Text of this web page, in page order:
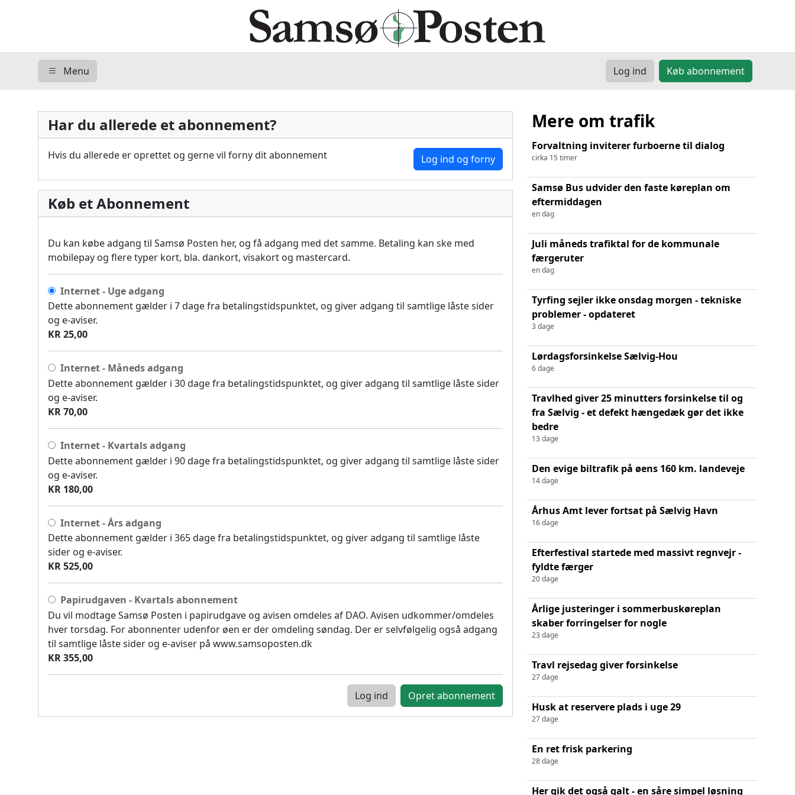
Menu Log ind Køb abonnement
Har du allerede et abonnement?
Hvis du allerede er oprettet og gerne vil forny dit abonnement Log ind og forny
Køb et Abonnement
Du kan købe adgang til Samsø Posten her, og få adgang med det samme. Betaling kan ske med
mobilepay og flere typer kort, bla. dankort, visakort og mastercard.
Internet - Uge adgang
Dette abonnement gælder i 7 dage fra betalingstidspunktet, og giver adgang til samtlige låste sider
og e-aviser.
KR 25,00
Internet - Måneds adgang
Dette abonnement gælder i 30 dage fra betalingstidspunktet, og giver adgang til samtlige låste sider
og e-aviser.
KR 70,00
Internet - Kvartals adgang
Dette abonnement gælder i 90 dage fra betalingstidspunktet, og giver adgang til samtlige låste sider
og e-aviser.
KR 180,00
Internet - Års adgang
Dette abonnement gælder i 365 dage fra betalingstidspunktet, og giver adgang til samtlige låste
sider og e-aviser.
KR 525,00
Papirudgaven - Kvartals abonnement
Du vil modtage Samsø Posten i papirudgave og avisen omdeles af DAO. Avisen udkommer/omdeles
hver torsdag. For abonnenter udenfor øen er der omdeling søndag. Der er selvfølgelig også adgang
til samtlige låste sider og e-aviser på www.samsoposten.dk
KR 355,00
Log ind
Mere om trafik
Forvaltning inviterer furboerne til dialog
cirka 15 timer
Samsø Bus udvider den faste køreplan om
eftermiddagen
en dag
Juli måneds trafiktal for de kommunale
færgeruter
en dag
Tyrfing sejler ikke onsdag morgen - tekniske
problemer - opdateret
3 dage
Lørdagsforsinkelse Sælvig-Hou
6 dage
Travlhed giver 25 minutters forsinkelse til og
fra Sælvig - et defekt hængedæk gør det ikke
bedre
13 dage
Den evige biltrafik på øens 160 km. landeveje
14 dage
Århus Amt lever fortsat på Sælvig Havn
16 dage
Efterfestival startede med massivt regnvejr -
fyldte færger
20 dage
Årlige justeringer i sommerbuskøreplan
skaber forringelser for nogle
23 dage
Travl rejsedag giver forsinkelse
27 dage
Husk at reservere plads i uge 29
27 dage
En ret frisk parkering
28 dage
Her gik det også galt - en såre simpel løsning